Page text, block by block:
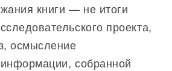
книги — не итоги
проекта,
осмысление
собранной